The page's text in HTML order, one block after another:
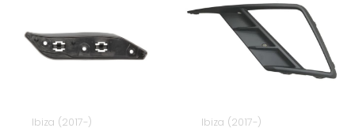
Ibiza (2017-) Ibiza (2017-)